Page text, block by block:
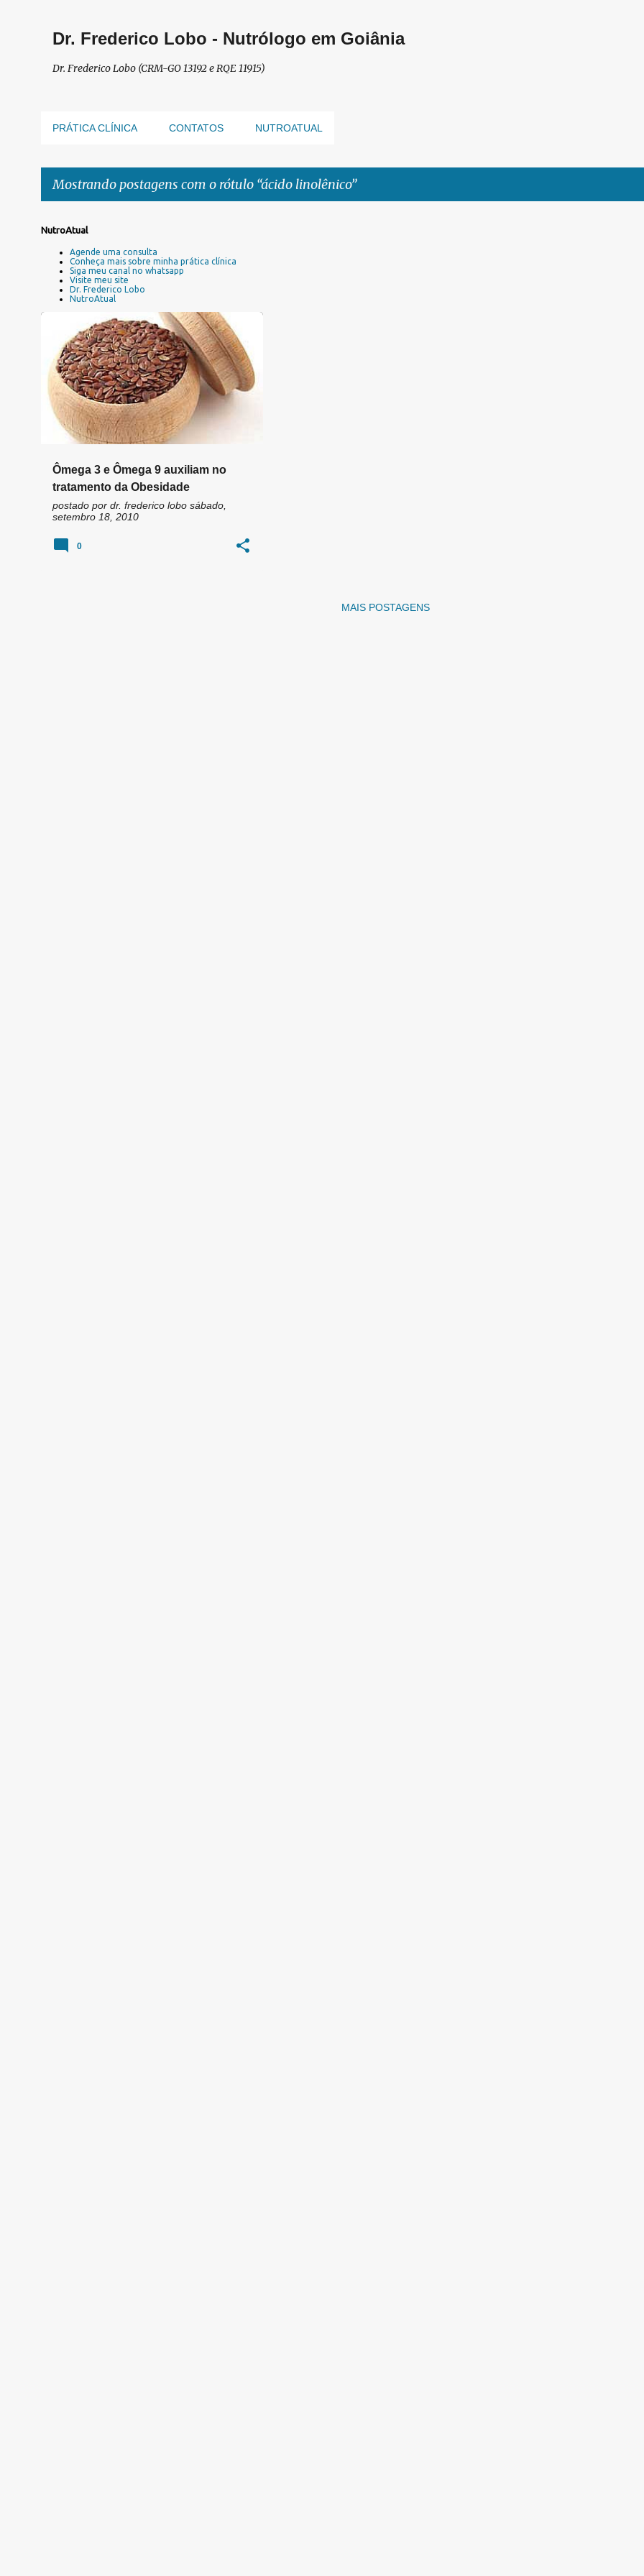
Dr. Frederico Lobo - Nutrólogo em Goiânia
Dr. Frederico Lobo (CRM-GO 13192 e RQE 11915)
PRÁTICA CLÍNICA CONTATOS NUTROATUAL
Mostrando postagens com o rótulo ácido linolênico
P
NutroAtual
Agende uma consulta
Conheça mais sobre minha prática clínica
Siga meu canal no whatsapp
Visite meu site
Dr. Frederico Lobo
NutroAtual
Ômega 3 e Ômega 9 auxiliam no
tratamento da Obesidade
postado por dr. frederico lobo sábado,
setembro 18, 2010
ÁCIDO LINOLÊNICO ÁCIDO OLEIO +3
0
MAIS POSTAGENS